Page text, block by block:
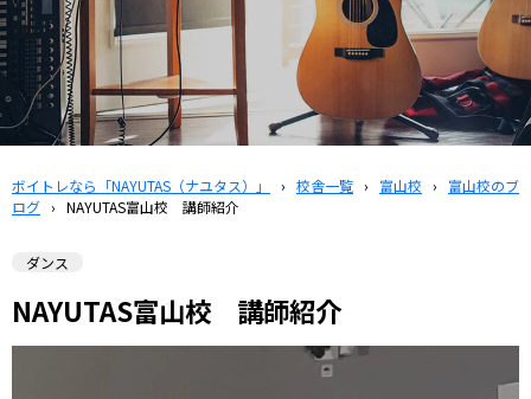
ボイトレなら「NAYUTAS（ナユタス）」 › 校舎一覧 › 富山校 ›
富山校のブ
ログ › NAYUTAS富山校 講師紹介
ダンス
NAYUTAS富山校 講師紹介